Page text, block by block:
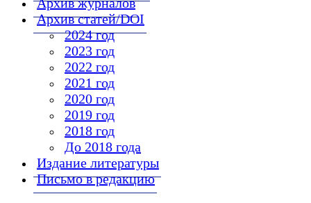
Архив статей/DOI
2024 год
2023 год
2022 год
2021 год
2020 год
2019 год
2018 год
До 2018 года
Издание литературы
Письмо в редакцию